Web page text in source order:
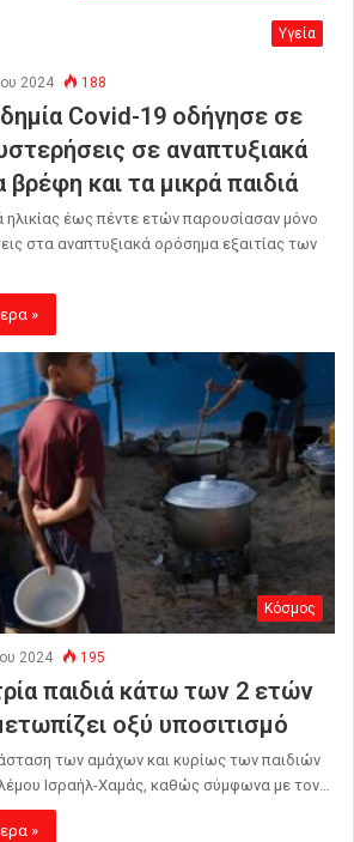
Υγεία
2024 188
Covid-19 οδήγησε σε
σε αναπτυξιακά
και τα μικρά παιδιά
ηλικίας έως πέντε ετών παρουσίασαν μόνο
στα αναπτυξιακά ορόσημα εξαιτίας των
»
Κόσμος
2024 195
παιδιά κάτω των 2 ετών
οξύ υποσιτισμό
των αμάχων και κυρίως των παιδιών
Ισραήλ-Χαμάς, καθώς σύμφωνα με τον…
»